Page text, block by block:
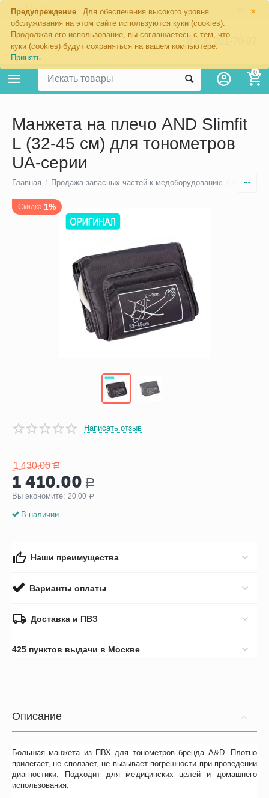
×
Предупреждение
Для обеспечения высокого уровня
обслуживания на этом сайте используются куки (cookies).
Продолжая его использование, вы соглашаетесь с тем, что
куки (cookies) будут сохраняться на вашем компьютере:
Принять
Москва
8 800 201-70-97
0
Манжета на плечо AND Slimfit
L (32-45 см) для тонометров
UA-серии
Главная / Продажа запасных частей к медоборудованию Ремонт
Скидка 1%
Написать отзыв
1 430.00 Р
1 410.00 Р
Вы экономите: 20.00 Р
В наличии
Наши преимущества
Варианты оплаты
Доставка и ПВЗ
425 пунктов выдачи в Москве
Описание
Большая манжета из ПВХ для тонометров бренда A&D. Плотно
прилегает, не сползает, не вызывает погрешности при проведении
диагностики. Подходит для медицинских целей и домашнего
использования.